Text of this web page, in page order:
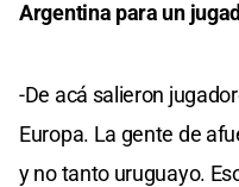
Argentina para un
-De acá salieron
Europa. La gente de
y no tanto uruguayo.